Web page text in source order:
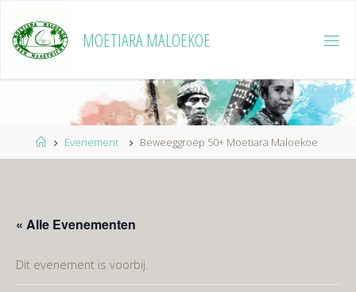
naar
de
MOETIARA MALOEKOE
HomeEvenement Beweeggroep 50+ Moetiara Maloekoe
« Alle Evenementen
Dit evenement is voorbij.